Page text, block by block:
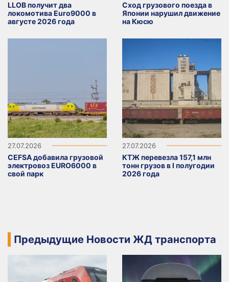
LLOB получит два
локомотива Euro9000 в
августе 2026 года
Сход грузового поезда в
Японии нарушил движение
на Кюсю
27.07.2026
CEFSA добавила грузовой
электровоз EURO6000 в
свой парк
27.07.2026
КТЖ перевезла 157,1 млн
тонн грузов в I полугодии
2026 года
Предыдущие Новости ЖД транспорта